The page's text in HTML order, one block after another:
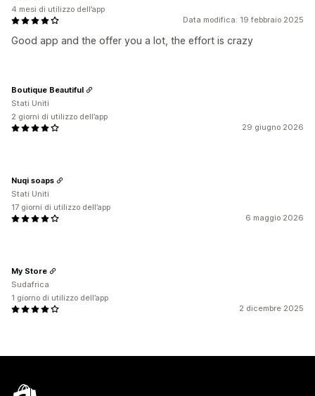
Data modifica: 19 febbraio 2025
Good app and the offer you a lot, the effort is crazy
4 mesi di utilizzo dell’app
29 giugno 2026
Boutique Beautiful
Stati Uniti
2 giorni di utilizzo dell’app
6 maggio 2026
Nuqi soaps
Stati Uniti
17 giorni di utilizzo dell’app
2 dicembre 2025
My Store
Sudafrica
1 giorno di utilizzo dell’app